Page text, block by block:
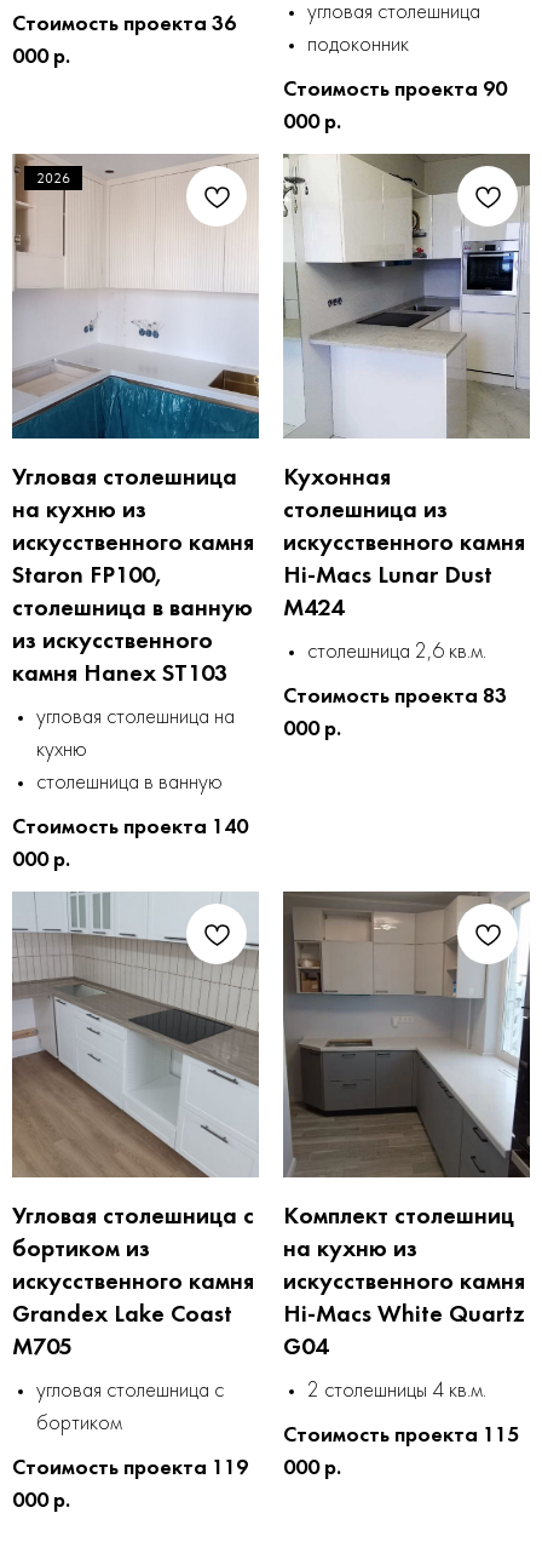
Стоимость проекта 36
000 р.
угловая столешница
подоконник
Стоимость проекта 90
000 р.
2026
Угловая столешница
на кухню из
искусственного камня
Staron FP100,
столешница в ванную
из искусственного
камня Hanex ST103
угловая столешница на
кухню
столешница в ванную
Стоимость проекта 140
000 р.
Кухонная
столешница из
искусственного камня
Hi-Macs Lunar Dust
M424
столешница 2,6 кв.м.
Стоимость проекта 83
000 р.
Угловая столешница с
бортиком из
искусственного камня
Grandex Lake Coast
M705
угловая столешница с
бортиком
Стоимость проекта 119
000 р.
Комплект столешниц
на кухню из
искусственного камня
Hi-Macs White Quartz
G04
2 столешницы 4 кв.м.
Стоимость проекта 115
000 р.